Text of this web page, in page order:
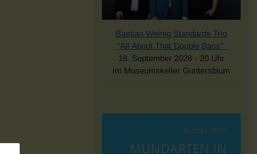
Bastian Weinig Standards Trio
"All About That Double Bass"
18. September 2026 - 20 Uhr
im Museumskeller Guntersblum